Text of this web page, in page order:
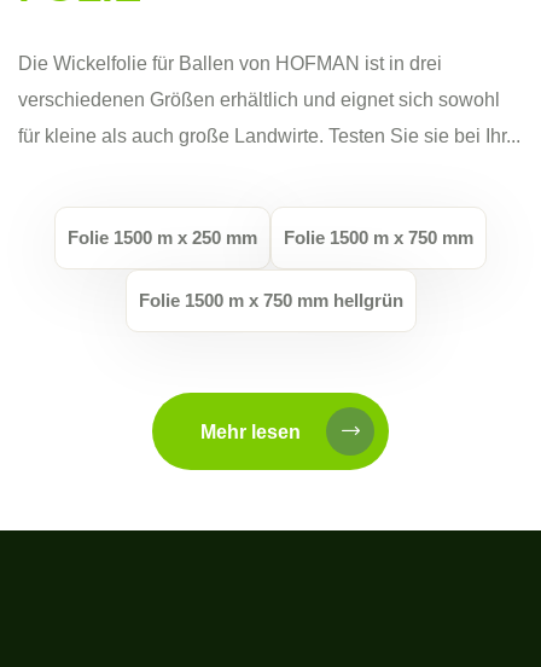
Die Wickelfolie für Ballen von HOFMAN ist in drei
verschiedenen Größen erhältlich und eignet sich sowohl
für kleine als auch große Landwirte. Testen Sie sie bei Ihr...
Folie 1500 m x 250 mm Folie 1500 m x 750 mm
Folie 1500 m x 750 mm hellgrün
Mehr lesen